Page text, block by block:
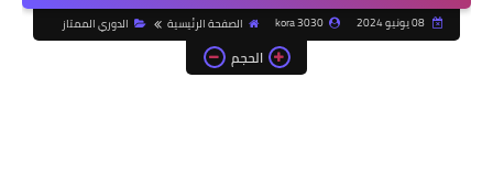
08 يونيو 2024 kora 3030 الصفحة الرئيسية الدوري الممتاز
الحجم